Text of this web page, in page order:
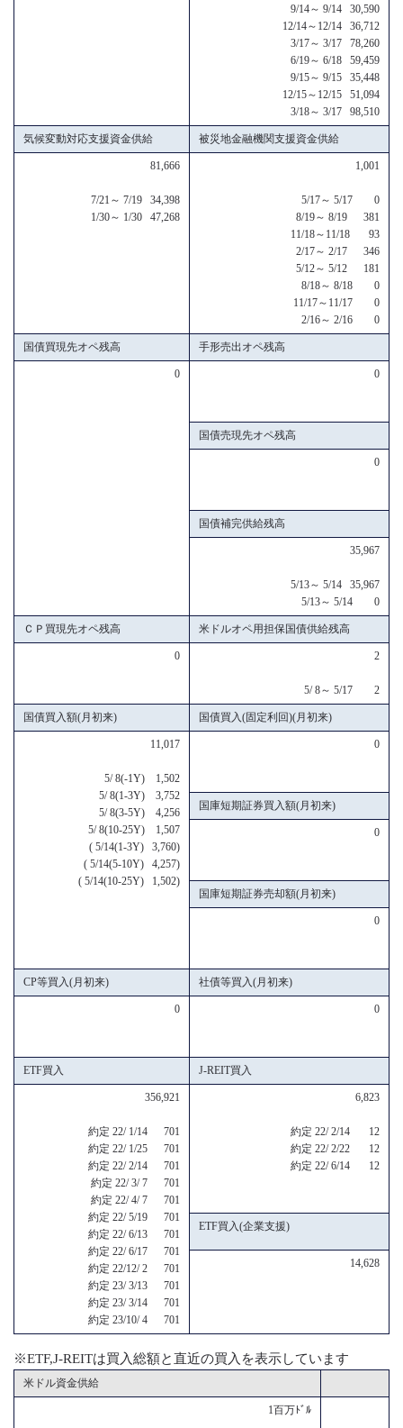
9/14～ 9/14 30,590
12/14～12/14 36,712
3/17～ 3/17 78,260
6/19～ 6/18 59,459
9/15～ 9/15 35,448
12/15～12/15 51,094
3/18～ 3/17 98,510
気候変動対応支援資金供給 被災地金融機関支援資金供給
81,666
7/21～ 7/19 34,398
1/30～ 1/30 47,268
1,001
5/17～ 5/17 0
8/19～ 8/19 381
11/18～11/18 93
2/17～ 2/17 346
5/12～ 5/12 181
8/18～ 8/18 0
11/17～11/17 0
2/16～ 2/16 0
国債買現先オペ残高 手形売出オペ残高
0 0
国債売現先オペ残高
0
国債補完供給残高
35,967
5/13～ 5/14 35,967
5/13～ 5/14 0
ＣＰ買現先オペ残高 米ドルオペ用担保国債供給残高
0 2
5/ 8～ 5/17 2
国債買入額(月初来) 国債買入(固定利回)(月初来)
11,017
5/ 8(-1Y) 1,502
5/ 8(1-3Y) 3,752
5/ 8(3-5Y) 4,256
5/ 8(10-25Y) 1,507
( 5/14(1-3Y) 3,760)
( 5/14(5-10Y) 4,257)
( 5/14(10-25Y) 1,502)
0
国庫短期証券買入額(月初来)
0
国庫短期証券売却額(月初来)
0
CP等買入(月初来) 社債等買入(月初来)
0 0
ETF買入 J-REIT買入
356,921
約定 22/ 1/14 701
約定 22/ 1/25 701
約定 22/ 2/14 701
約定 22/ 3/ 7 701
約定 22/ 4/ 7 701
約定 22/ 5/19 701
約定 22/ 6/13 701
約定 22/ 6/17 701
約定 22/12/ 2 701
約定 23/ 3/13 701
約定 23/ 3/14 701
約定 23/10/ 4 701
6,823
約定 22/ 2/14 12
約定 22/ 2/22 12
約定 22/ 6/14 12
ETF買入(企業支援)
14,628
※ETF,J-REITは買入総額と直近の買入を表示しています
米ドル資金供給
1百万ﾄﾞﾙ